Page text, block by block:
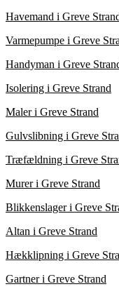
kloakmestre kan du
kompromis med
foreslåede
Havemand i Greve
Varmepumpe i Greve
Handyman i Greve
Isolering i Greve Strand
Maler i Greve Strand
Gulvslibning i Greve
Træfældning i Greve
Murer i Greve Strand
Blikkenslager i Greve
Altan i Greve Strand
Hækklipning i Greve
Gartner i Greve Strand